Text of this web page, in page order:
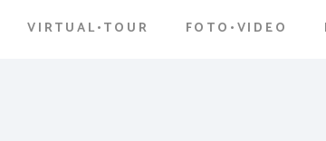
VIRTUAL•TOUR FOTO•VIDEO